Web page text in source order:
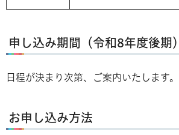
申し込み期間（令和8年度後期）
日程が決まり次第、ご案内いたします。
お申し込み方法